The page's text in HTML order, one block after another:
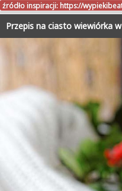
źródło inspiracji: https://
Przepis na ciasto wiewiórka